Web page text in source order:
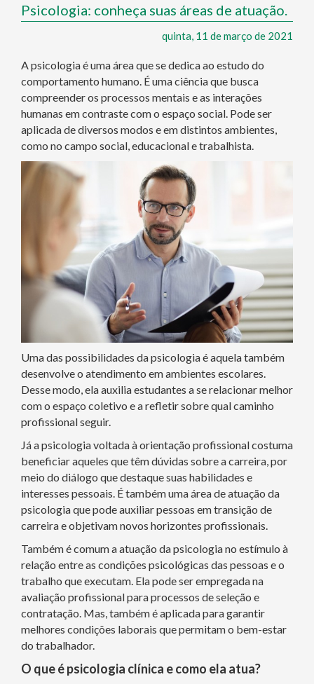
Psicologia: conheça suas áreas de atuação.
quinta, 11 de março de 2021
A psicologia é uma área que se dedica ao estudo do
comportamento humano. É uma ciência que busca
compreender os processos mentais e as interações
humanas em contraste com o espaço social. Pode ser
aplicada de diversos modos e em distintos ambientes,
como no campo social, educacional e trabalhista.
Uma das possibilidades da psicologia é aquela também
desenvolve o atendimento em ambientes escolares.
Desse modo, ela auxilia estudantes a se relacionar melhor
com o espaço coletivo e a refletir sobre qual caminho
profissional seguir.
Já a psicologia voltada à orientação profissional costuma
beneficiar aqueles que têm dúvidas sobre a carreira, por
meio do diálogo que destaque suas habilidades e
interesses pessoais. É também uma área de atuação da
psicologia que pode auxiliar pessoas em transição de
carreira e objetivam novos horizontes profissionais.
Também é comum a atuação da psicologia no estímulo à
relação entre as condições psicológicas das pessoas e o
trabalho que executam. Ela pode ser empregada na
avaliação profissional para processos de seleção e
contratação. Mas, também é aplicada para garantir
melhores condições laborais que permitam o bem-estar
do trabalhador.
O que é psicologia clínica e como ela atua?